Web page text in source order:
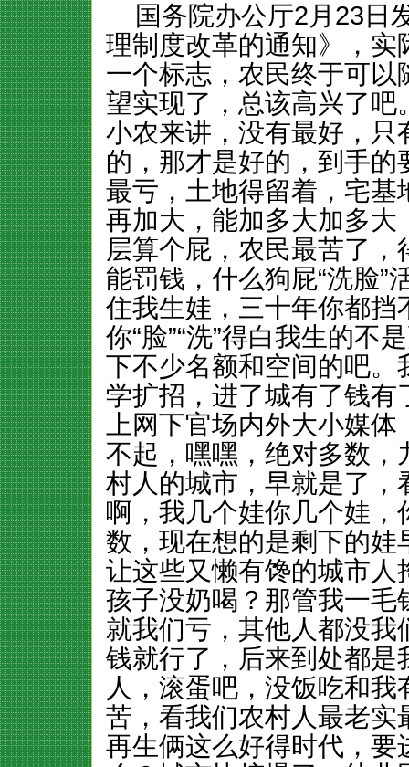
国务院办公厅2月23日
理制度改革的通知》，
一个标志，农民终于可
望实现了，总该高兴了
小农来讲，没有最好，
的，那才是好的，到手
最亏，土地得留着，宅
再加大，能加多大加多
层算个屁，农民最苦了
能罚钱，什么狗屁“洗脸”
住我生娃，三十年你都
你“脸”“洗”得白我生的不
下不少名额和空间的吧
学扩招，进了城有了钱
上网下官场内外大小媒
不起，嘿嘿，绝对多数
村人的城市，早就是了
啊，我几个娃你几个娃
数，现在想的是剩下的
让这些又懒有馋的城市
孩子没奶喝？那管我一
就我们亏，其他人都没
钱就行了，后来到处都
人，滚蛋吧，没饭吃和
苦，看我们农村人最老
再生俩这么好得时代，